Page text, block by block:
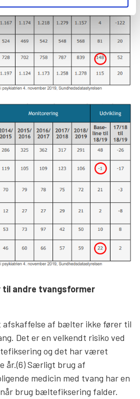
til andre tvangsformer
afskaffelse af bælter ikke fører til
Det er en velkendt risiko ved
og det har været
år.(6) Særligt brug af
medicin med tvang har en
brug bæltefiksering falder.